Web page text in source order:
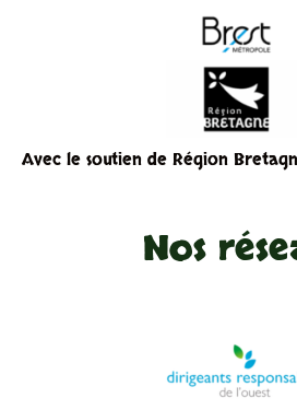
Avec le soutien de Région
Nos